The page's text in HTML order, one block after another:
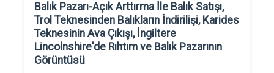
Balık Pazarı-Açık Arttırma İle Balık Satışı,
Trol Teknesinden Balıkların İndirilişi, Karides
Teknesinin Ava Çıkışı, İngiltere
Lincolnshire'de Rıhtım ve Balık Pazarının
Görüntüsü